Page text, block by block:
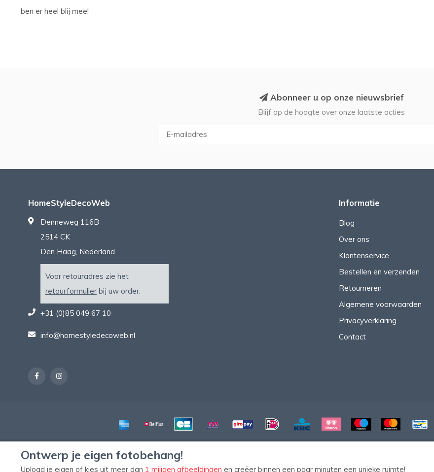
ben er heel blij mee!
Abonneer u op onze nieuwsbrief
Blijf op de hoogte over onze laatste acties
HomeStyleDecoWeb
Denneweg 116B
2514 CK
Den Haag, Nederland
Voor retouradres zie het
retourformulier bij uw order.
+31 (0)85 049 67 10
info@homestyledecoweb.nl
Informatie
Blog
Over ons
Klantenservice
Bestellen en verzenden
Retourneren
Algemene voorwaarden
Privacyverklaring
Contact
Ontwerp je eigen fotobehang!
Upload je eigen of kies uit meer dan 1 miljoen afbeeldingen en creëer binnen een paar minuten een unieke ruimte!